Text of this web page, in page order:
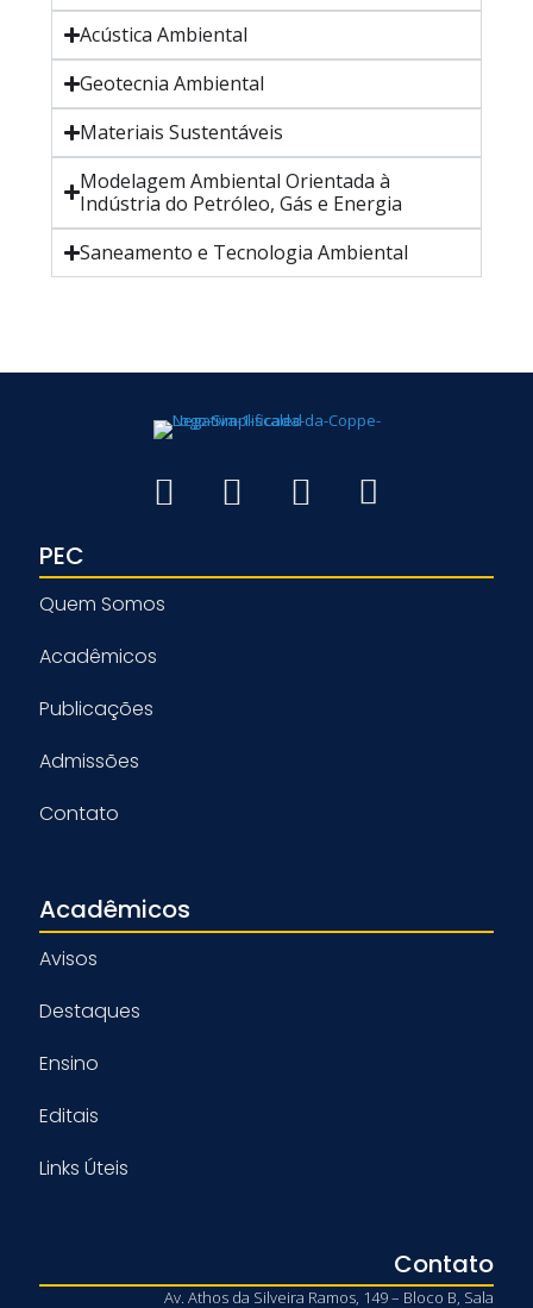
Acústica Ambiental
Geotecnia Ambiental
Materiais Sustentáveis
Modelagem Ambiental Orientada à
Indústria do Petróleo, Gás e Energia
Saneamento e Tecnologia Ambiental
PEC
Quem Somos
Acadêmicos
Publicações
Admissões
Contato
Acadêmicos
Avisos
Destaques
Ensino
Editais
Links Úteis
Contato
Av. Athos da Silveira Ramos, 149 – Bloco B, Sala